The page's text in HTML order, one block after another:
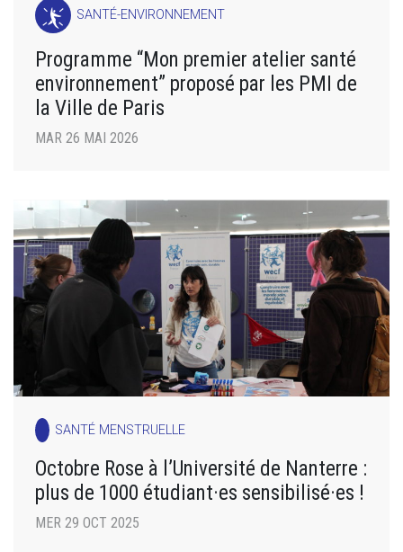
SANTÉ-ENVIRONNEMENT
Programme “Mon premier atelier santé
environnement” proposé par les PMI de
la Ville de Paris
MAR 26 MAI 2026
SANTÉ MENSTRUELLE
Octobre Rose à l’Université de Nanterre :
plus de 1000 étudiant·es sensibilisé·es !
MER 29 OCT 2025